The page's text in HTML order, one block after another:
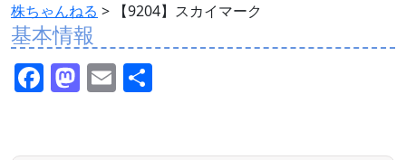
株ちゃんねる > 【9204】スカイマーク
基本情報
F M E